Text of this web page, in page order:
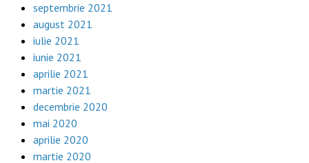
septembrie 2021
august 2021
iulie 2021
iunie 2021
aprilie 2021
martie 2021
decembrie 2020
mai 2020
aprilie 2020
martie 2020